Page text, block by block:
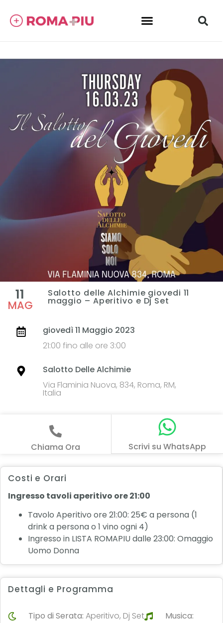
11
MAG
Salotto delle Alchimie giovedi 11
maggio – Aperitivo e Dj Set
giovedì 11 Maggio 2023
21:00 fino alle ore 3:00
Salotto Delle Alchimie
Via Flaminia Nuova, 834, Roma, RM,
Italia
Chiama Ora Scrivi su WhatsApp
Costi e Orari
Ingresso tavoli aperitivo ore 21:00
Tavolo Aperitivo ore 21:00: 25€ a persona (1
drink a persona o 1 vino ogni 4)
Ingresso in LISTA ROMAPIU dalle 23:00: Omaggio
Uomo Donna
Dettagli e Programma
Tipo di Serata:Aperitivo, Dj Set
Musica: